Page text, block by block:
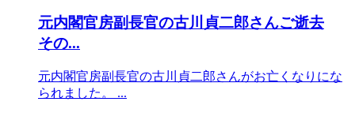
元内閣官房副長官の古川貞二郎さんご逝去
その...
元内閣官房副長官の古川貞二郎さんがお亡くなりにな
られました。 ...